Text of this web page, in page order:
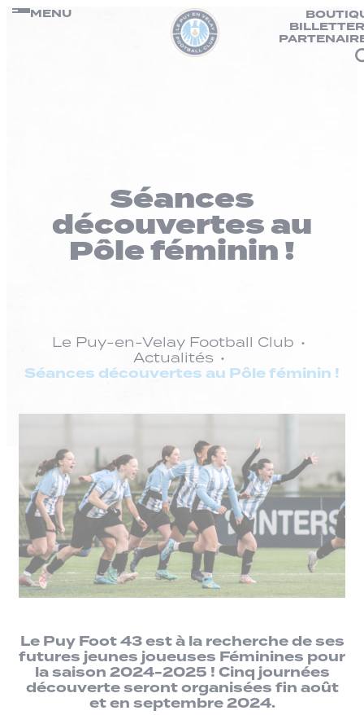
Passer
MENU
Séances
découvertes au
Pôle féminin !
Le Puy-en-Velay Football Club
Actualités
Séances découvertes au Pôle féminin !
Le Puy Foot 43 est à la recherche de ses
futures jeunes joueuses Féminines pour
la saison 2024-2025 ! Cinq journées
découverte seront organisées fin août
et en septembre 2024.
Panneau de gestion des cookies